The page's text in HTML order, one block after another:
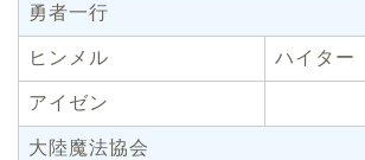
勇者一行
ヒンメル ハイター
アイゼン
大陸魔法協会